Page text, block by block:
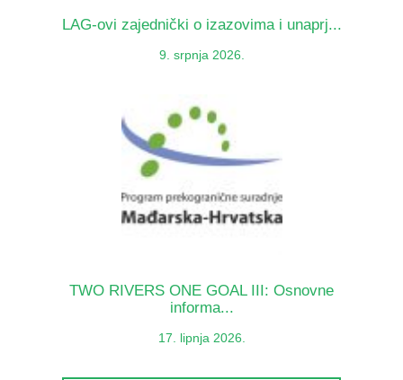
LAG-ovi zajednički o izazovima i unaprj...
9. srpnja 2026.
TWO RIVERS ONE GOAL III: Osnovne
informa...
17. lipnja 2026.